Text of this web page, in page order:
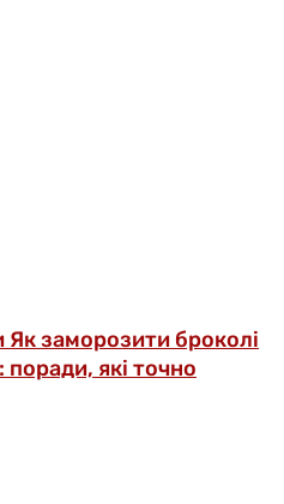
Як заморозити броколі
які точно